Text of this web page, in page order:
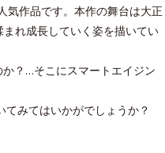
気作品です。本作の舞台は大正
れ成長していく姿を描いてい
？…そこにスマートエイジン
みてはいかがでしょうか？